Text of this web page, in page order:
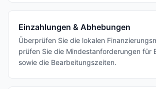
Einzahlungen & Abhebungen
Überprüfen Sie die lokalen
prüfen Sie die Mindestanforderungen für
sowie die Bearbeitungszeiten.